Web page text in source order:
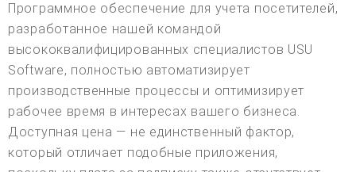
Программное обеспечение для учета посетителей,
разработанное нашей командой
высококвалифицированных специалистов USU
Software, полностью автоматизирует
производственные процессы и оптимизирует
рабочее время в интересах вашего бизнеса.
Доступная цена — не единственный фактор,
который отличает подобные приложения,